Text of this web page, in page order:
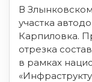
В
участка
Карпиловка.
отрезка
в рамках